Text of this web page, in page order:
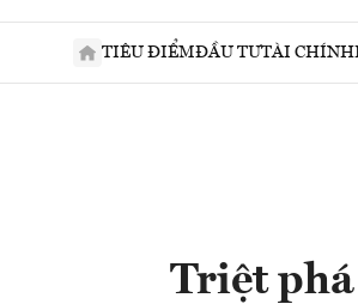
TIÊU ĐIỂMĐẦU TƯTÀI CHÍNH
Triệt phá